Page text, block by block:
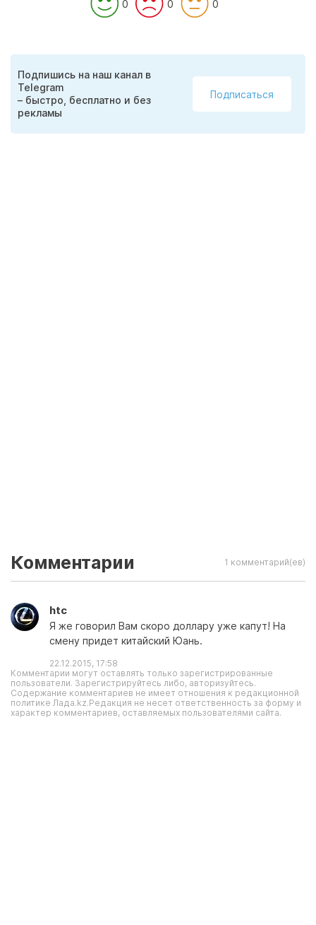
0 0 0
Подпишись на наш канал в
Telegram
– быстро, бесплатно и без
рекламы
Подписаться
Комментарии 1 комментарий(ев)
htc
Я же говорил Вам скоро доллару уже капут! На
смену придет китайский Юань.
22.12.2015, 17:58
Комментарии могут оставлять только зарегистрированные
пользователи. Зарегистрируйтесь либо, авторизуйтесь.
Содержание комментариев не имеет отношения к редакционной
политике Лада.kz.Редакция не несет ответственность за форму и
характер комментариев, оставляемых пользователями сайта.